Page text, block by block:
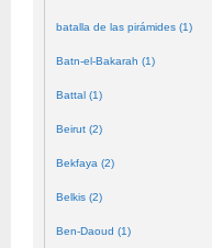
batalla de las pirámides (1)
Batn-el-Bakarah (1)
Battal (1)
Beirut (2)
Bekfaya (2)
Belkis (2)
Ben-Daoud (1)